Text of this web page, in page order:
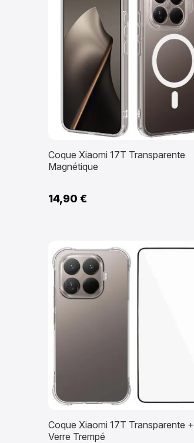
Coque Xiaomi 17T Transparente
Magnétique
14,90 €
Coque Xiaomi 17T Transparente +
Verre Trempé